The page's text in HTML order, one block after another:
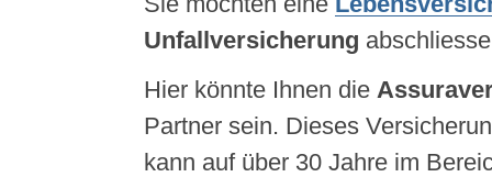
Unfallversicherung
Hier könnte Ihnen die
Partner sein. Dieses
kann auf über 30 Jahre im